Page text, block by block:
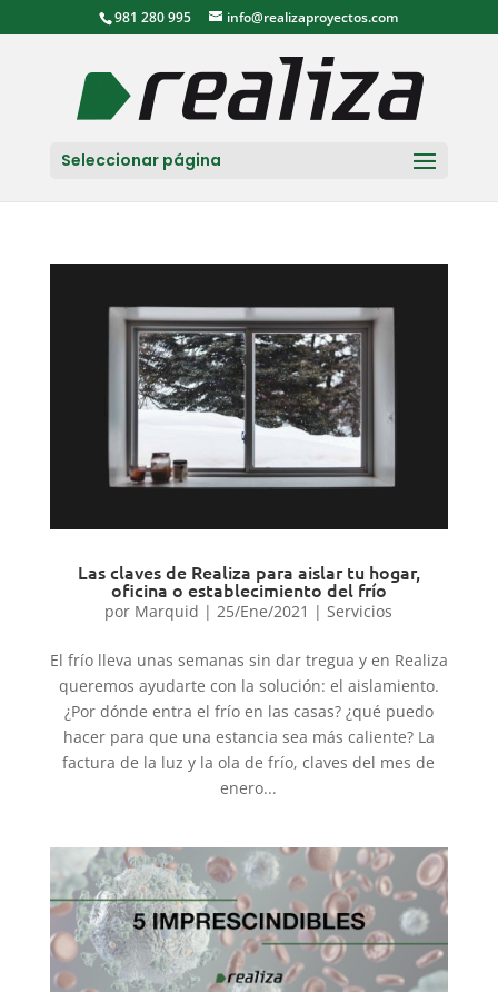
981 280 995 info@realizaproyectos.com
Seleccionar página
Las claves de Realiza para aislar tu hogar,
oficina o establecimiento del frío
por Marquid |25/Ene/2021 |Servicios
El frío lleva unas semanas sin dar tregua y en Realiza
queremos ayudarte con la solución: el aislamiento.
¿Por dónde entra el frío en las casas? ¿qué puedo
hacer para que una estancia sea más caliente? La
factura de la luz y la ola de frío, claves del mes de
enero...